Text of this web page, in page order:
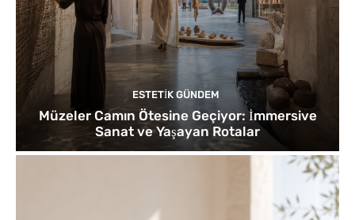
ESTETIK GÜNDEM
Müzeler Camın Ötesine Geçiyor: İmmersive
Sanat ve Yaşayan Rotalar